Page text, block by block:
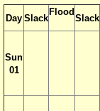
Day Slack
Flood
Slack
Sun
01